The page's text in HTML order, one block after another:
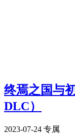
终焉之国与
DLC）
2023-07-24 专属